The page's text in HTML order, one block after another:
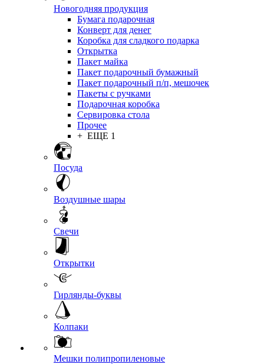
Новогодняя продукция
Бумага подарочная
Конверт для денег
Коробка для сладкого подарка
Открытка
Пакет майка
Пакет подарочный бумажный
Пакет подарочный п/п, мешочек
Пакеты с ручками
Подарочная коробка
Сервировка стола
Прочее
+ ЕЩЕ 1
Посуда
Воздушные шары
Свечи
Открытки
Гирлянды-буквы
Колпаки
Мешки полипропиленовые